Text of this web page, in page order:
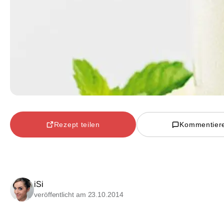
Rezept teilen
iSi
veröffentlicht am 23.10.2014